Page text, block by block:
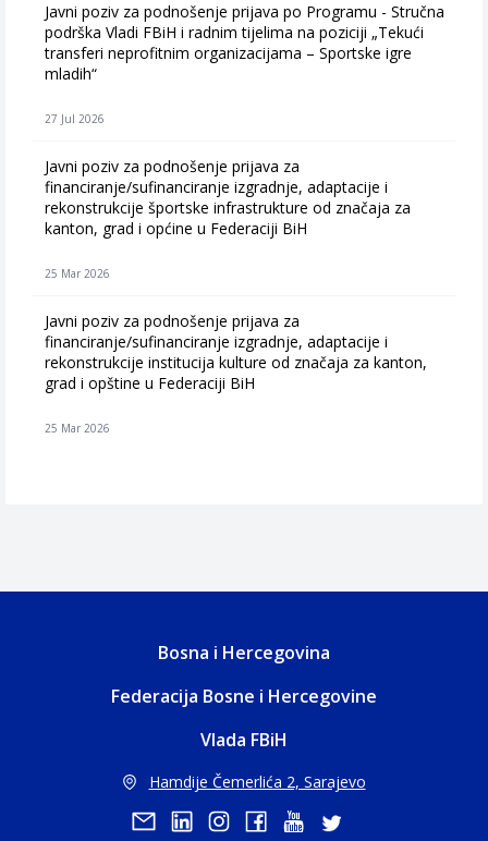
Javni poziv za podnošenje prijava po Programu - Stručna
podrška Vladi FBiH i radnim tijelima na poziciji „Tekući
transferi neprofitnim organizacijama – Sportske igre
mladih“
27 Jul 2026
Javni poziv za podnošenje prijava za
financiranje/sufinanciranje izgradnje, adaptacije i
rekonstrukcije športske infrastrukture od značaja za
kanton, grad i općine u Federaciji BiH
25 Mar 2026
Javni poziv za podnošenje prijava za
financiranje/sufinanciranje izgradnje, adaptacije i
rekonstrukcije institucija kulture od značaja za kanton,
grad i opštine u Federaciji BiH
25 Mar 2026
Bosna i Hercegovina
Federacija Bosne i Hercegovine
Vlada FBiH
Hamdije Čemerlića 2, Sarajevo